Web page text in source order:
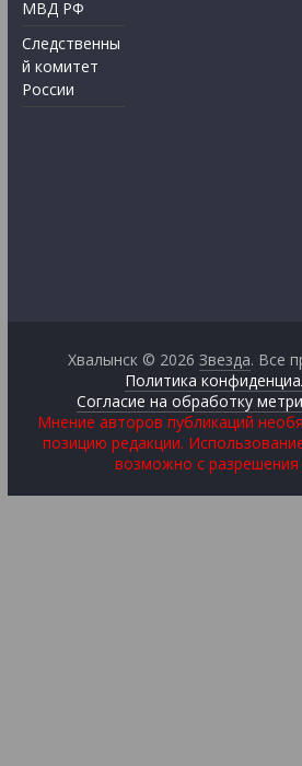
МВД РФ
Следственны
й комитет
России
Хвалынск © 2026Звезда. Все
Политика
Согласие на обработку
Мнение авторов публикаций
позицию редакции.
возможно с разрешения